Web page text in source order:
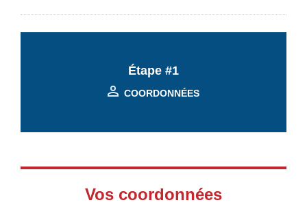
Étape #1
COORDONNÉES
Vos coordonnées